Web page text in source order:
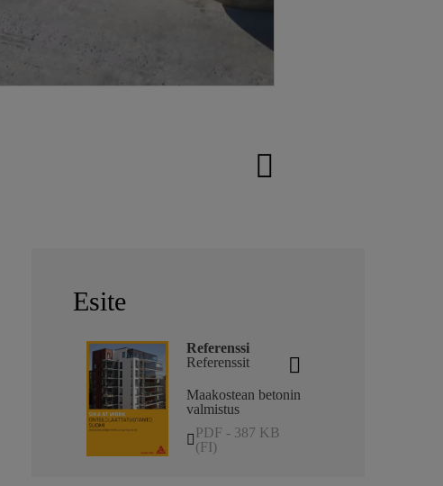
Esite
Referenssi
Referenssit
Maakostean betonin
valmistus
PDF - 387 KB
(FI)